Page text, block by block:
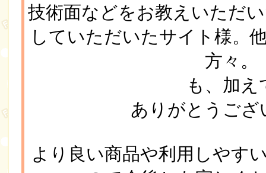
技術面などをお教えいただ
していただいたサイト様。
方々。
も、加え
ありがとうござ
より良い商品や利用しやす